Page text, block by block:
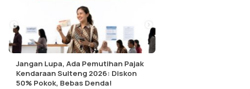
Jangan Lupa, Ada Pemutihan Pajak
Kendaraan Sulteng 2026: Diskon
50% Pokok, Bebas Denda!